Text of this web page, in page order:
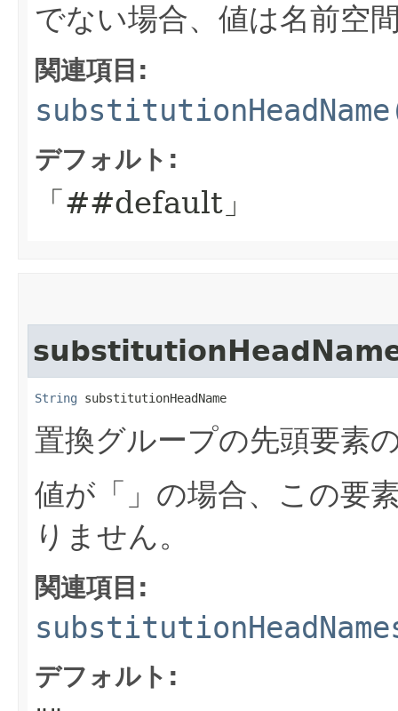
でない場合、値は名前空
関連項目:
デフォルト:
「##default」
String substitutionHeadName
置換グループの先頭要素
値が「」の場合、この要
りません。
関連項目:
デフォルト: